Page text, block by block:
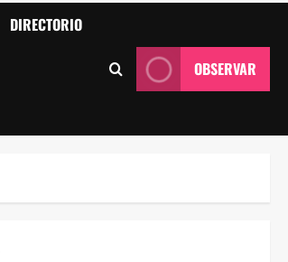
DIRECTORIO
OBSERVAR